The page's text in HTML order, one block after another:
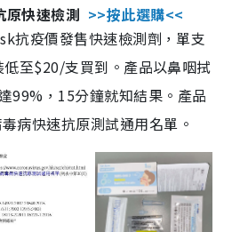
原快速檢測 >>按此選購<<
抗疫價發售快速檢測劑，單支
至$20/支買到。產品以鼻咽拭
99%，15分鐘就知結果。產品
病快速抗原測試通用名單。